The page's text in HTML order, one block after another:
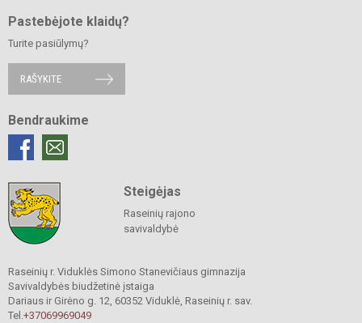
Pastebėjote klaidų?
Turite pasiūlymų?
RAŠYKITE
Bendraukime
Steigėjas
Raseinių rajono
savivaldybė
Raseinių r. Viduklės Simono Stanevičiaus gimnazija
Savivaldybės biudžetinė įstaiga
Dariaus ir Girėno g. 12, 60352 Viduklė, Raseinių r. sav.
Tel.+37069969049